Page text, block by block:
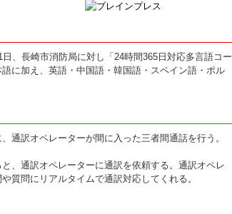
、長崎市消防局に対し「24時間365日対応多言語コー
に加え、英語・中国語・韓国語・スペイン語・ポル
通訳オペレーターが間に入った三者間通話を行う。
、通訳オペレーターに通訳を依頼する。通訳オペレ
質問にリアルタイムで通訳対応してくれる。